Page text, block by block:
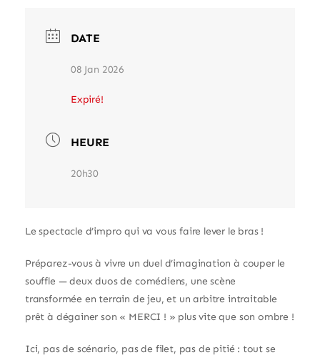
DATE
08 Jan 2026
Expiré!
HEURE
20h30
Le spectacle d’impro qui va vous faire lever le bras !
Préparez-vous à vivre un duel d’imagination à couper le
souffle — deux duos de comédiens, une scène
transformée en terrain de jeu, et un arbitre intraitable
prêt à dégainer son « MERCI ! » plus vite que son ombre !
Ici, pas de scénario, pas de filet, pas de pitié : tout se